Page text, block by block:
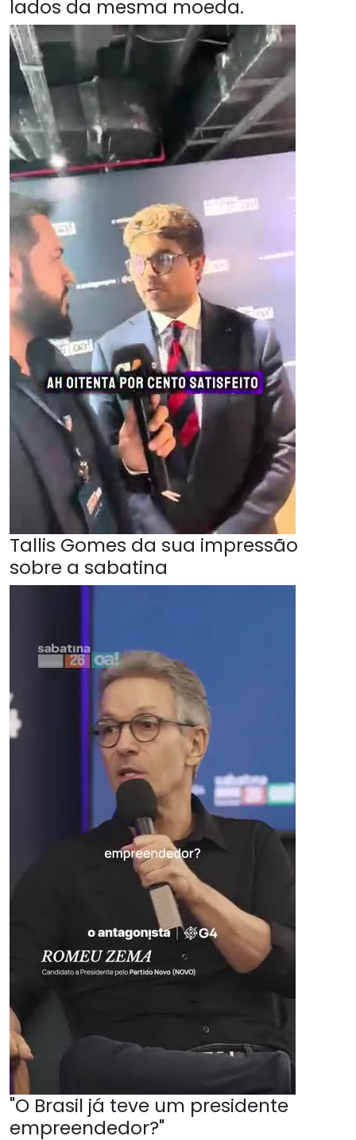
lados da mesma moeda.
Tallis Gomes da sua impressão
sobre a sabatina
"O Brasil já teve um presidente
empreendedor?"